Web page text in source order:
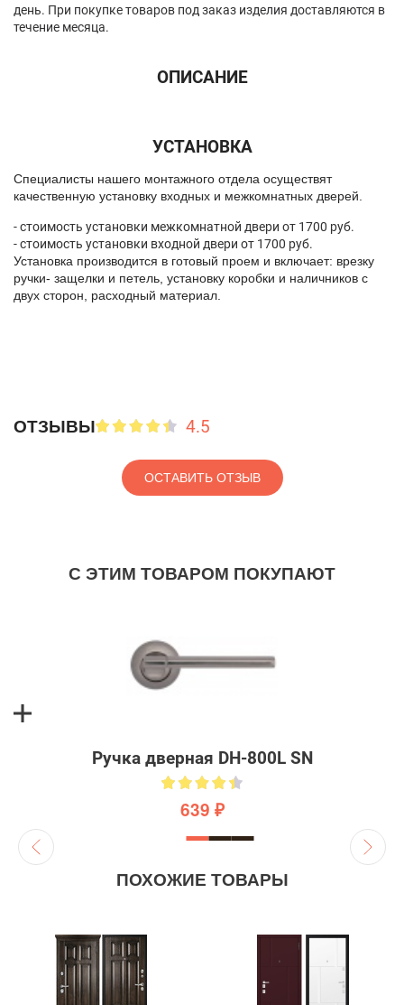
день. При покупке товаров под заказ изделия доставляются в
течение месяца.
ОПИСАНИЕ
УСТАНОВКА
Спeциалисты нашего монтажного отдела осуществят
качественную установку входных и межкомнатных дверей.
- стоимость установки межкомнатной двери от 1700 руб.
- стоимость установки входной двери от 1700 руб.
Установка производится в готовый проем и включает: врезку
ручки- защелки и петель, установку коробки и наличников с
двух сторон, расходный материал.
ОТЗЫВЫ 4.5
ОСТАВИТЬ ОТЗЫВ
С ЭТИМ ТОВАРОМ ПОКУПАЮТ
Ручка дверная DH-800L SN
639 ₽
ПОХОЖИЕ ТОВАРЫ